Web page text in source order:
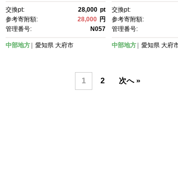
交換pt: 28,000 pt
参考寄附額:
28,000 円
管理番号:
N057
中部地方 愛知県 大府市
交換pt:
参考寄附額:
管理番号:
中部地方 愛知県 大府
1 2 次へ »